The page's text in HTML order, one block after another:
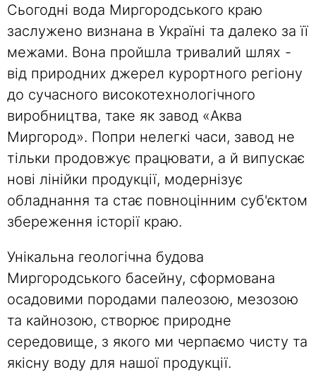
Сьогодні вода Миргородського краю
заслужено визнана в Україні та далеко за її
межами. Вона пройшла тривалий шлях -
від природних джерел курортного регіону
до сучасного високотехнологічного
виробництва, таке як завод «Aква
Миргород». Попри нелегкі часи, завод не
тільки продовжує працювати, а й випускає
нові лінійки продукції, модернізує
обладнання та стає повноцінним суб'єктом
збереження історії краю.
Унікальна геологічна будова
Миргородського басейну, сформована
осадовими породами палеозою, мезозою
та кайнозою, створює природне
середовище, з якого ми черпаємо чисту та
якісну воду для нашої продукції.